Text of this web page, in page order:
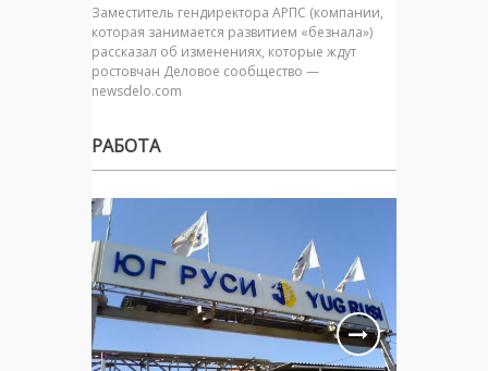
Заместитель гендиректора АРПС (компании,
которая занимается развитием «безнала»)
рассказал об изменениях, которые ждут
ростовчан Деловое сообщество —
newsdelo.com
РАБОТА